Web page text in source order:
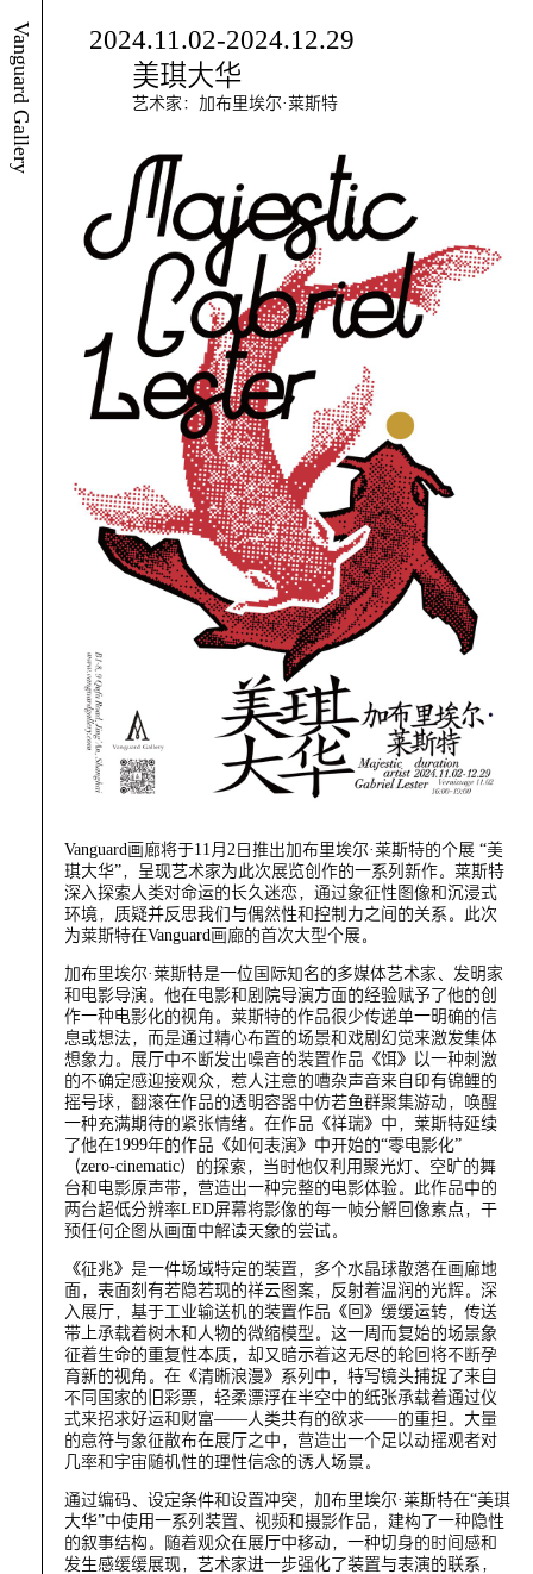
Vanguard Gallery
2024.11.02-2024.12.29
美琪大华
艺术家：加布里埃尔·莱斯特
Vanguard画廊将于11月2日推出加布里埃尔·莱斯特的个展 “美
琪大华”，呈现艺术家为此次展览创作的一系列新作。莱斯特
深入探索人类对命运的长久迷恋，通过象征性图像和沉浸式
环境，质疑并反思我们与偶然性和控制力之间的关系。此次
为莱斯特在Vanguard画廊的首次大型个展。
加布里埃尔·莱斯特是一位国际知名的多媒体艺术家、发明家
和电影导演。他在电影和剧院导演方面的经验赋予了他的创
作一种电影化的视角。莱斯特的作品很少传递单一明确的信
息或想法，而是通过精心布置的场景和戏剧幻觉来激发集体
想象力。展厅中不断发出噪音的装置作品《饵》以一种刺激
的不确定感迎接观众，惹人注意的嘈杂声音来自印有锦鲤的
摇号球，翻滚在作品的透明容器中仿若鱼群聚集游动，唤醒
一种充满期待的紧张情绪。在作品《祥瑞》中，莱斯特延续
了他在1999年的作品《如何表演》中开始的“零电影化”
（zero-cinematic）的探索，当时他仅利用聚光灯、空旷的舞
台和电影原声带，营造出一种完整的电影体验。此作品中的
两台超低分辨率LED屏幕将影像的每一帧分解回像素点，干
预任何企图从画面中解读天象的尝试。
《征兆》是一件场域特定的装置，多个水晶球散落在画廊地
面，表面刻有若隐若现的祥云图案，反射着温润的光辉。深
入展厅，基于工业输送机的装置作品《回》缓缓运转，传送
带上承载着树木和人物的微缩模型。这一周而复始的场景象
征着生命的重复性本质，却又暗示着这无尽的轮回将不断孕
育新的视角。在《清晰浪漫》系列中，特写镜头捕捉了来自
不同国家的旧彩票，轻柔漂浮在半空中的纸张承载着通过仪
式来招求好运和财富——人类共有的欲求——的重担。大量
的意符与象征散布在展厅之中，营造出一个足以动摇观者对
几率和宇宙随机性的理性信念的诱人场景。
通过编码、设定条件和设置冲突，加布里埃尔·莱斯特在“美琪
大华”中使用一系列装置、视频和摄影作品，建构了一种隐性
的叙事结构。随着观众在展厅中移动，一种切身的时间感和
发生感缓缓展现，艺术家进一步强化了装置与表演的联系，